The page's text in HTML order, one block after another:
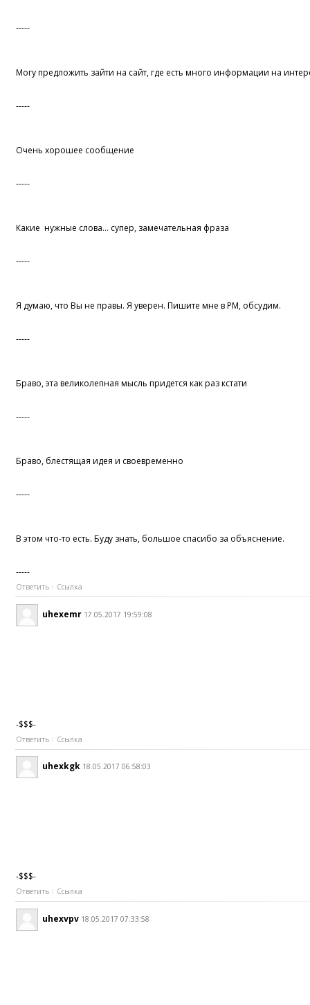
-----
Могу предложить зайти на сайт, где есть много информации на
-----
Очень хорошее сообщение
-----
Какие нужные слова... супер, замечательная фраза
-----
Я думаю, что Вы не правы. Я уверен. Пишите мне в PM, обсудим.
-----
Браво, эта великолепная мысль придется как раз кстати
-----
Браво, блестящая идея и своевременно
-----
В этом что-то есть. Буду знать, большое спасибо за объяснение.
-----
Ответить Ссылка
uhexemr 17.05.2017 19:59:08
-$$$-
Ответить Ссылка
uhexkgk 18.05.2017 06:58:03
-$$$-
Ответить Ссылка
uhexvpv 18.05.2017 07:33:58